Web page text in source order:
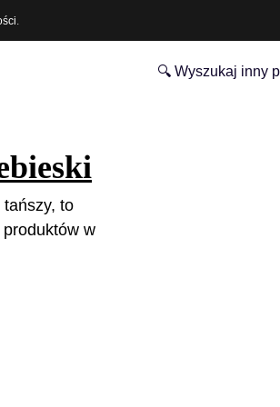
🔍 Wyszukaj inny
tańszy, to
w